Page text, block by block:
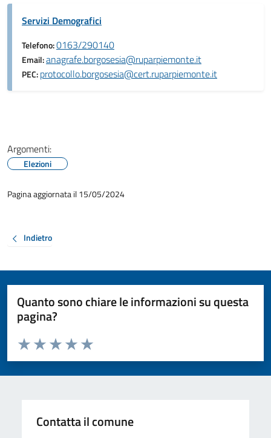
Servizi Demografici
Telefono:0163/290140
Email:anagrafe.borgosesia@ruparpiemonte.it
PEC:protocollo.borgosesia@cert.ruparpiemonte.it
Argomenti:
Elezioni
Pagina aggiornata il 15/05/2024
Indietro
Quanto sono chiare le informazioni su questa
pagina?
Valuta da 1 a 5 stelle la pagina
Valuta 5 stelle su 5
Valuta 4 stelle su 5
Valuta 3 stelle su 5
Valuta 2 stelle su 5
Valuta 1 stelle su 5
Contatta il comune